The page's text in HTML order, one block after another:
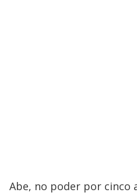
Abe, no poder por cinco